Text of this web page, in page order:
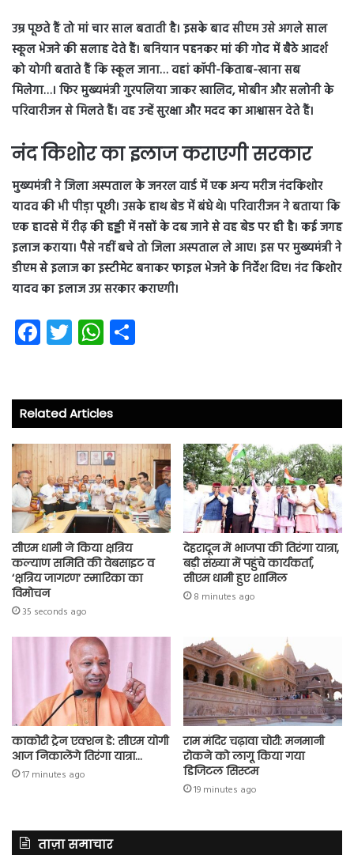
उम्र पूछते हैं तो मां चार साल बताती है। इसके बाद सीएम उसे अगले साल
स्कूल भेजने की सलाह देते हैं। बनियान पहनकर मां की गोद में बैठे आदर्श
को योगी बताते हैं कि स्कूल जाना… वहां कॉपी-किताब-खाना सब
मिलेगा…। फिर मुख्यमंत्री गुरपलिया जाकर खालिद, मोबीन और सलोनी के
परिवारीजन से मिलते हैं। वह उन्हें सुरक्षा और मदद का आश्वासन देते हैं।
नंद किशोर का इलाज कराएगी सरकार
मुख्यमंत्री ने जिला अस्पताल के जनरल वार्ड में एक अन्य मरीज नंदकिशोर
यादव की भी पीड़ा पूछी। उसके हाथ बेड में बंधे थे। परिवारीजन ने बताया कि
एक हादसे में रीढ़ की हड्डी में नसों के दब जाने से वह बेड पर ही है। कई जगह
इलाज कराया। पैसे नहीं बचे तो जिला अस्पताल ले आए। इस पर मुख्यमंत्री ने
डीएम से इलाज का इस्टीमेट बनाकर फाइल भेजने के निर्देश दिए। नंद किशोर
यादव का इलाज उप्र सरकार कराएगी।
Fa
ce
o
ok
T
wi
er
W
ha
A
p
p
Related Articles
सीएम धामी ने किया क्षत्रिय
कल्याण समिति की वेबसाइट व
‘क्षत्रिय जागरण’ स्मारिका का
विमोचन
35 seconds ago
देहरादून में भाजपा की तिरंगा यात्रा,
बड़ी संख्या में पहुंचे कार्यकर्ता,
सीएम धामी हुए शामिल
8 minutes ago
काकोरी ट्रेन एक्शन डे: सीएम योगी
आज निकालेंगे तिरंगा यात्रा…
17 minutes ago
राम मंदिर चढ़ावा चोरी: मनमानी
रोकने को लागू किया गया
डिजिटल सिस्टम
19 minutes ago
ताज़ा समाचार